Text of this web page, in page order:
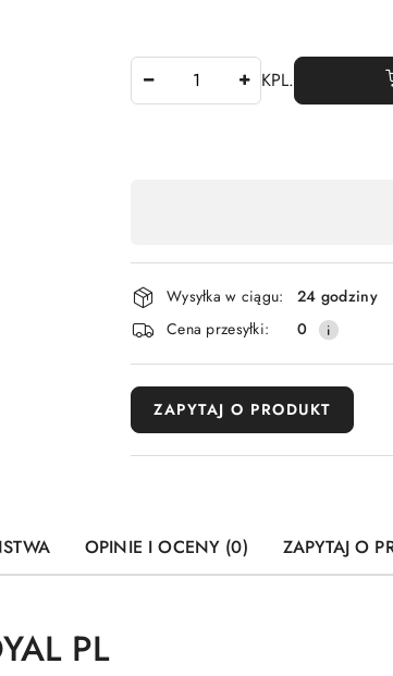
KPL.
płatność
i
dostawa
Wysyłka w ciągu:
24 godziny
Cena przesyłki:
0
ZAPYTAJ O PRODUKT
OPINIE I OCENY (0) ZAPYTAJ O
PL